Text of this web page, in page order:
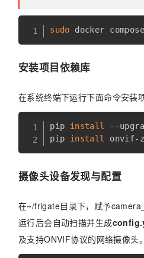
sudo
安装项目依赖库
在系统终端下运行下面命令安装
pip install
--
pip install
摄像头设备发现与配置
在~/frigate目录下，赋予
运行后会自动扫描并生成
及支持ONVIF协议的网络摄像头。